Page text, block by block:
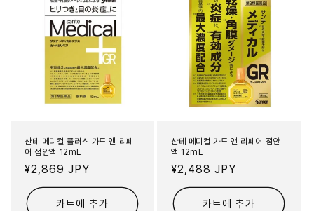
산테 메디컬 플러스 가드 앤 리페
어 점안액 12mL
정
가
¥2,869 JPY
카트에 추가
산테 메디컬 가드 앤 리페어 점안
액 12mL
정
가
¥2,488 JPY
카트에 추가